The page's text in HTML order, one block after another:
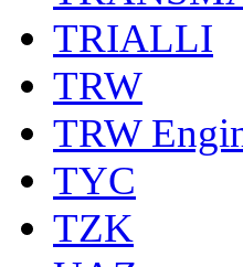
TRIALLI
TRW
TRW
TYC
TZK